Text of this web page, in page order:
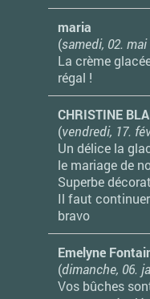
maria
(samedi, 02. mai
La crème
régal !
CHRISTINE
(vendredi, 17.
Un délice la
le mariage de
Superbe
Il faut continuer
bravo
Emelyne
(dimanche, 06.
Vos bûches